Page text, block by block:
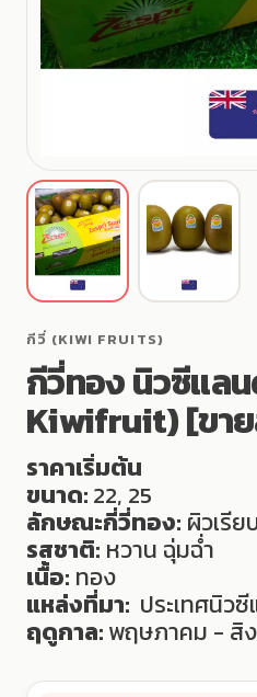
ดู
รูป
สินค้า
ที่
ดู
รูป
สินค้า
2
กีวี่ (KIWI FRUITS)
กีวี่ทอง นิวซีแล
Kiwifruit) [ขา
ราคาเริ่มต้น
ขนาด:22, 25
ลักษณะกี่วี่ทอง: ผิวเรี
รสชาติ: หวาน ฉุ่มฉ่ำ
เนื้อ: ทอง
แหล่งที่มา: ประเทศนิว
ฤดูกาล:พฤษภาคม - สิ